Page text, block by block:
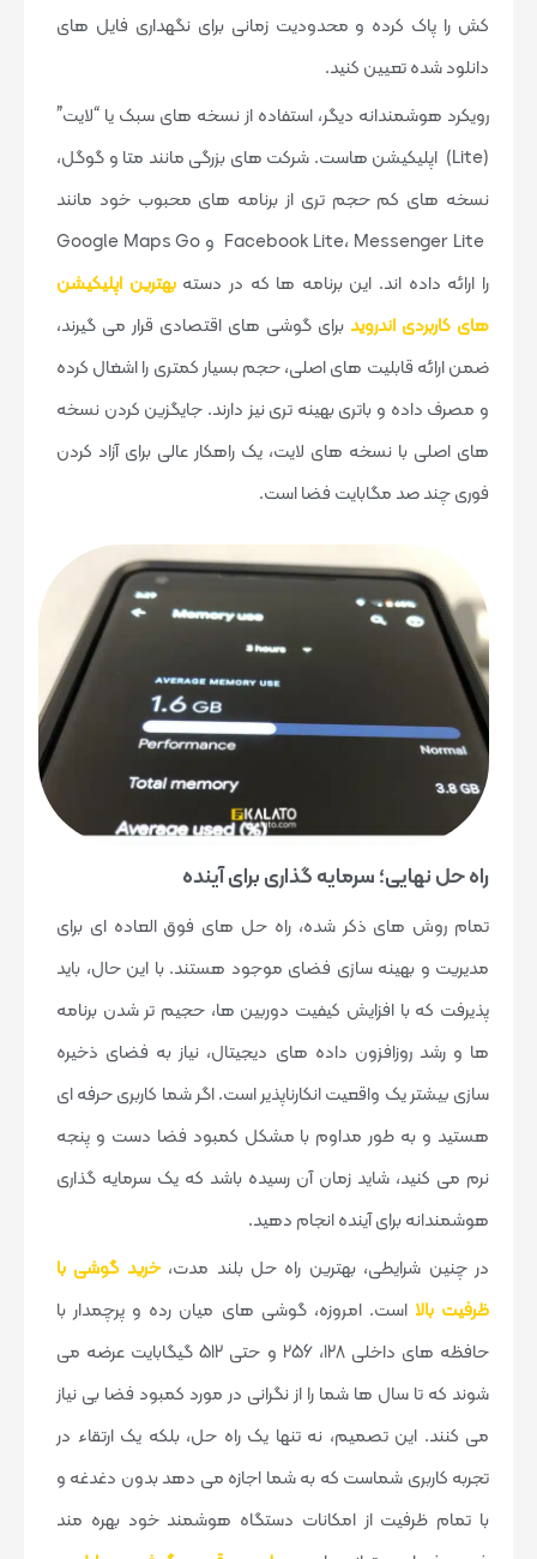
کش را پاک کرده و محدودیت زمانی برای نگهداری فایل های
دانلود شده تعیین کنید.
رویکرد هوشمندانه دیگر، استفاده از نسخه های سبک یا “لایت”
(Lite) اپلیکیشن هاست. شرکت های بزرگی مانند متا و گوگل،
نسخه های کم حجم تری از برنامه های محبوب خود مانند
Facebook Lite، Messenger Lite و Google Maps Go
را ارائه داده اند. این برنامه ها که در دستهبهترین اپلیکیشن
های کاربردی اندروید برای گوشی های اقتصادی قرار می گیرند،
ضمن ارائه قابلیت های اصلی، حجم بسیار کمتری را اشغال کرده
و مصرف داده و باتری بهینه تری نیز دارند. جایگزین کردن نسخه
های اصلی با نسخه های لایت، یک راهکار عالی برای آزاد کردن
فوری چند صد مگابایت فضا است.
راه حل نهایی؛ سرمایه گذاری برای آینده
تمام روش های ذکر شده، راه حل های فوق العاده ای برای
مدیریت و بهینه سازی فضای موجود هستند. با این حال، باید
پذیرفت که با افزایش کیفیت دوربین ها، حجیم تر شدن برنامه
ها و رشد روزافزون داده های دیجیتال، نیاز به فضای ذخیره
سازی بیشتر یک واقعیت انکارناپذیر است. اگر شما کاربری حرفه ای
هستید و به طور مداوم با مشکل کمبود فضا دست و پنجه
نرم می کنید، شاید زمان آن رسیده باشد که یک سرمایه گذاری
هوشمندانه برای آینده انجام دهید.
در چنین شرایطی، بهترین راه حل بلند مدت،خرید گوشی با
ظرفیت بالا است. امروزه، گوشی های میان رده و پرچمدار با
حافظه های داخلی 128، 256 و حتی 512 گیگابایت عرضه می
شوند که تا سال ها شما را از نگرانی در مورد کمبود فضا بی نیاز
می کنند. این تصمیم، نه تنها یک راه حل، بلکه یک ارتقاء در
تجربه کاربری شماست که به شما اجازه می دهد بدون دغدغه و
با تمام ظرفیت از امکانات دستگاه هوشمند خود بهره مند